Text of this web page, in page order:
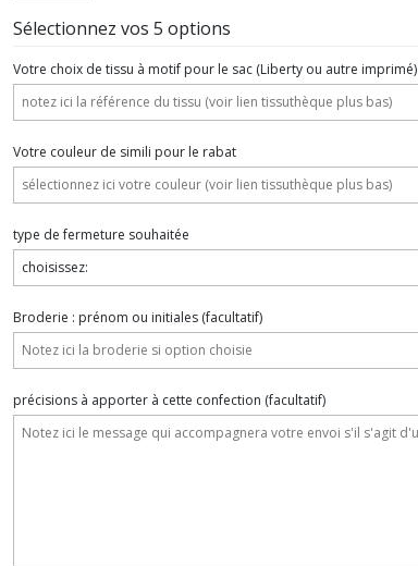
Sélectionnez vos 5 options
Votre choix de tissu à motif pour le sac (Liberty ou autre imprimé)
Votre couleur de simili pour le rabat
type de fermeture souhaitée
Broderie : prénom ou initiales (facultatif)
précisions à apporter à cette confection (facultatif)